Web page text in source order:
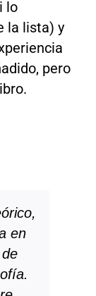
lo
la lista) y
pero
en